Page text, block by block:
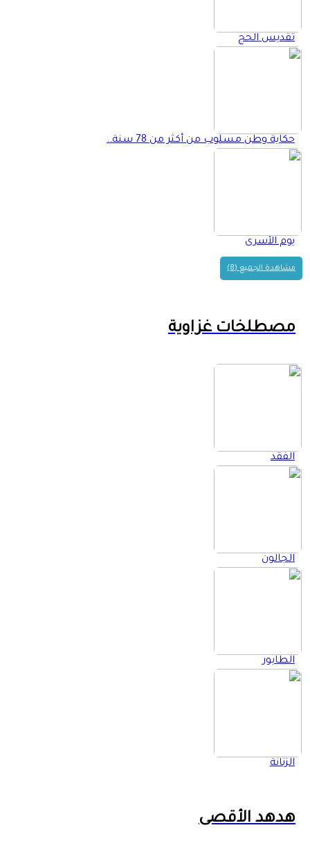
تقديس الحج
حكاية وطن مسلوب من أكثر من 78 سنة..
يوم الأسرى
مشاهدة الجميع (8)
مصطلخات غزاوية
الفقد
الجالون
الطابور
الزنانة
هدهد الأقصى